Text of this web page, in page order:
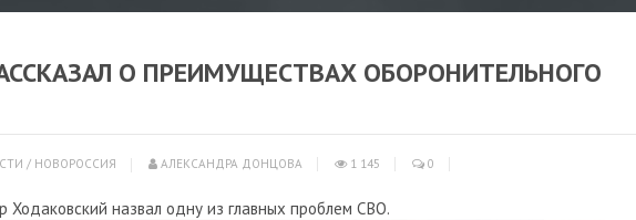
О ПРЕИМУЩЕСТВАХ ОБОРОНИТЕЛЬНОГО
/ НОВОРОССИЯ АЛЕКСАНДРА ДОНЦОВА 1 145 0
Ходаковский назвал одну из главных проблем СВО.